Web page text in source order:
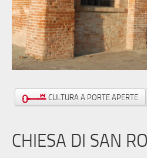
CULTURA A PORTE APERTE
CHIESA DI SAN